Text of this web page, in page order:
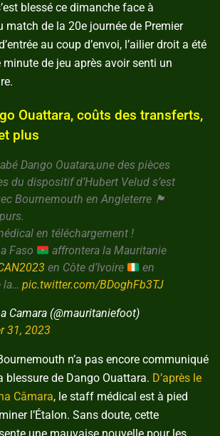
blessé ce dimanche face à
match de la 20e journée de Premier
au coup d’envoi, l’ailier droit a été
de jeu après avoir senti un
Ouattara, coûts des transferts,
plus
Dango Ouatara,une des pièces
du dispositif d’Hubert Velud s’est
Bournemouth en Angleterre 🏴󠁧󠁢󠁥󠁮󠁧󠁿
en téléchargement !
Faso
affrontera la Mauritanie
en Côte d’Ivoire
en
la… pic.twitter.com/BDoghFb3TJ
Camara (@mauritaniefoot)
31, 2023
n’a pas encore communiqué
blessure de Dango Ouattara. D’après le
Câmara, le staff médical est à pied
l’Étalon. Sans doute, cette